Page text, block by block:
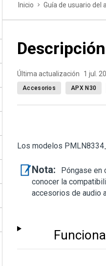
Inicio Guía de usuario del
Última actualización 1 jul.
Accesorios APX N30
Los modelos
Nota:
Póngase en
conocer la
accesorios de audio